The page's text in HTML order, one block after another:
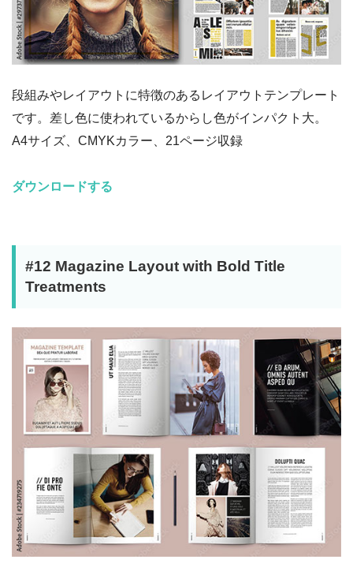
段組みやレイアウトに特徴のあるレイアウトテンプレート
です。差し色に使われているからし色がインパクト大。
A4サイズ、CMYKカラー、21ページ収録
ダウンロードする
#12 Magazine Layout with Bold Title
Treatments